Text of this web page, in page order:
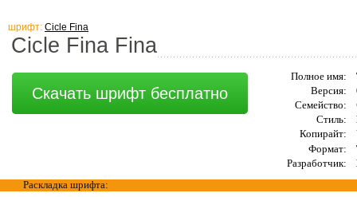
шрифт: Cicle Fina
Cicle Fina Fina
Скачать шрифт бесплатно
Полное имя:
Версия:
Семейство:
Стиль:
Копирайт:
Формат:
Разработчик:
Раскладка шрифта: